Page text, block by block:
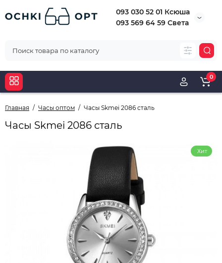
093 030 52 01 Ксюша
093 569 64 59 Света
0
Главная Часы оптом Часы Skmei 2086 сталь
Часы Skmei 2086 сталь
Хит